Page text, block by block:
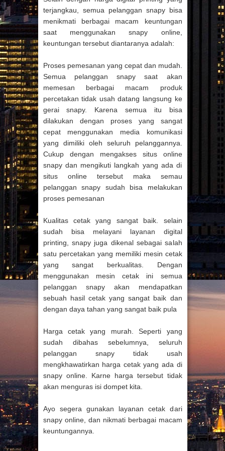
terjangkau, semua pelanggan snapy bisa
menikmati berbagai macam keuntungan
saat menggunakan snapy online,
keuntungan tersebut diantaranya adalah:
Proses pemesanan yang cepat dan mudah.
Semua pelanggan snapy saat akan
memesan berbagai macam produk
percetakan tidak usah datang langsung ke
gerai snapy. Karena semua itu bisa
dilakukan dengan proses yang sangat
cepat menggunakan media komunikasi
yang dimiliki oleh seluruh pelanggannya.
Cukup dengan mengakses situs online
snapy dan mengikuti langkah yang ada di
situs online tersebut maka semau
pelanggan snapy sudah bisa melakukan
proses pemesanan
Kualitas cetak yang sangat baik. selain
sudah bisa melayani layanan digital
printing, snapy juga dikenal sebagai salah
satu percetakan yang memiliki mesin cetak
yang sangat berkualitas. Dengan
menggunakan mesin cetak ini semua
pelanggan snapy akan mendapatkan
sebuah hasil cetak yang sangat baik dan
dengan daya tahan yang sangat baik pula
Harga cetak yang murah. Seperti yang
sudah dibahas sebelumnya, seluruh
pelanggan snapy tidak usah
mengkhawatirkan harga cetak yang ada di
snapy online. Karne harga tersebut tidak
akan menguras isi dompet kita.
Ayo segera gunakan layanan cetak dari
snapy online, dan nikmati berbagai macam
keuntungannya.